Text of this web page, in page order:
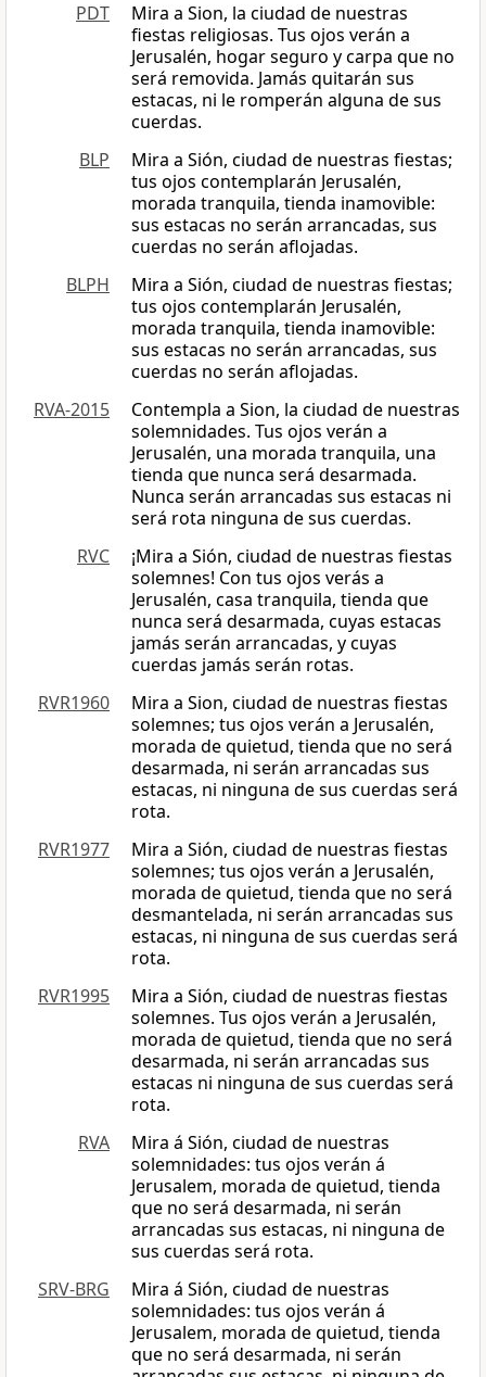
PDT
Mira a Sion, la ciudad de nuestras
fiestas religiosas. Tus ojos verán a
Jerusalén, hogar seguro y carpa que no
será removida. Jamás quitarán sus
estacas, ni le romperán alguna de sus
cuerdas.
BLP
Mira a Sión, ciudad de nuestras fiestas;
tus ojos contemplarán Jerusalén,
morada tranquila, tienda inamovible:
sus estacas no serán arrancadas, sus
cuerdas no serán aflojadas.
BLPH
Mira a Sión, ciudad de nuestras fiestas;
tus ojos contemplarán Jerusalén,
morada tranquila, tienda inamovible:
sus estacas no serán arrancadas, sus
cuerdas no serán aflojadas.
RVA-2015
Contempla a Sion, la ciudad de nuestras
solemnidades. Tus ojos verán a
Jerusalén, una morada tranquila, una
tienda que nunca será desarmada.
Nunca serán arrancadas sus estacas ni
será rota ninguna de sus cuerdas.
RVC
¡Mira a Sión, ciudad de nuestras fiestas
solemnes! Con tus ojos verás a
Jerusalén, casa tranquila, tienda que
nunca será desarmada, cuyas estacas
jamás serán arrancadas, y cuyas
cuerdas jamás serán rotas.
RVR1960
Mira a Sion, ciudad de nuestras fiestas
solemnes; tus ojos verán a Jerusalén,
morada de quietud, tienda que no será
desarmada, ni serán arrancadas sus
estacas, ni ninguna de sus cuerdas será
rota.
RVR1977
Mira a Sión, ciudad de nuestras fiestas
solemnes; tus ojos verán a Jerusalén,
morada de quietud, tienda que no será
desmantelada, ni serán arrancadas sus
estacas, ni ninguna de sus cuerdas será
rota.
RVR1995
Mira a Sión, ciudad de nuestras fiestas
solemnes. Tus ojos verán a Jerusalén,
morada de quietud, tienda que no será
desarmada, ni serán arrancadas sus
estacas ni ninguna de sus cuerdas será
rota.
RVA
Mira á Sión, ciudad de nuestras
solemnidades: tus ojos verán á
Jerusalem, morada de quietud, tienda
que no será desarmada, ni serán
arrancadas sus estacas, ni ninguna de
sus cuerdas será rota.
SRV-BRG
Mira á Sión, ciudad de nuestras
solemnidades: tus ojos verán á
Jerusalem, morada de quietud, tienda
que no será desarmada, ni serán